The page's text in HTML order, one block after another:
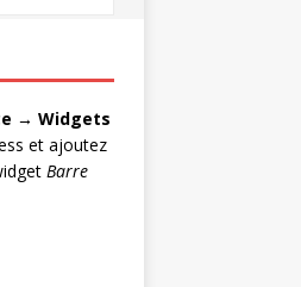
→ Widgets
et ajoutez
Barre